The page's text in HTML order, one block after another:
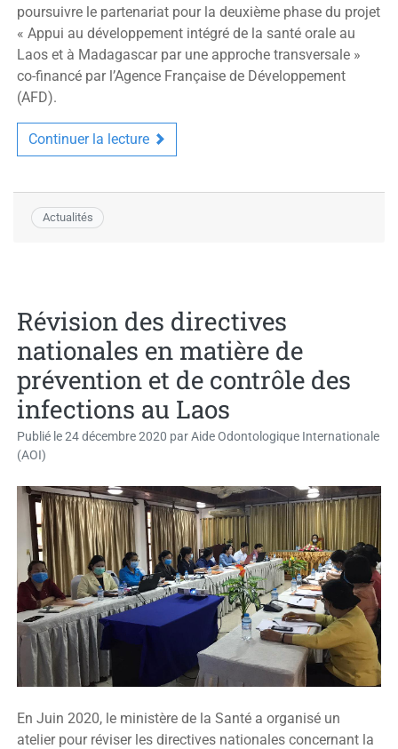
poursuivre le partenariat pour la deuxième phase du projet
« Appui au développement intégré de la santé orale au
Laos et à Madagascar par une approche transversale »
co-financé par l’Agence Française de Développement
(AFD).
Continuer la lecture
Actualités
Révision des directives
nationales en matière de
prévention et de contrôle des
infections au Laos
Publié le24 décembre 2020 parAide Odontologique Internationale
(AOI)
En Juin 2020, le ministère de la Santé a organisé un
atelier pour réviser les directives nationales concernant la